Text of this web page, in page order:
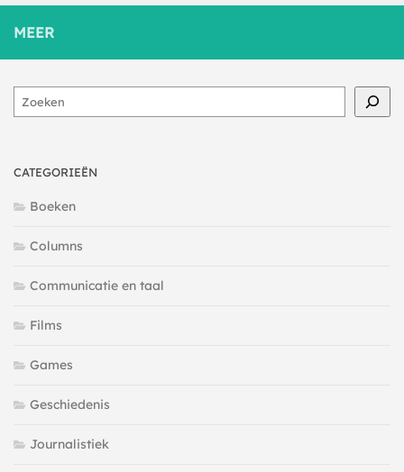
MEER
Zoeken
CATEGORIEËN
Boeken
Columns
Communicatie en taal
Films
Games
Geschiedenis
Journalistiek